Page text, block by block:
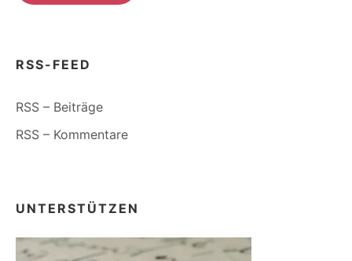
RSS-FEED
RSS – Beiträge
RSS – Kommentare
UNTERSTÜTZEN